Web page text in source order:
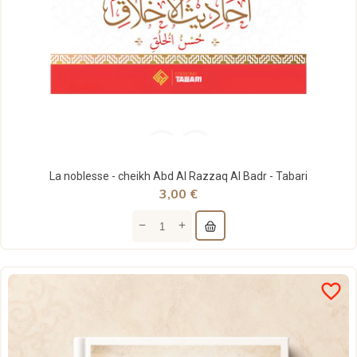
La noblesse - cheikh Abd Al Razzaq Al Badr - Tabari
3,00 €
favorite_border